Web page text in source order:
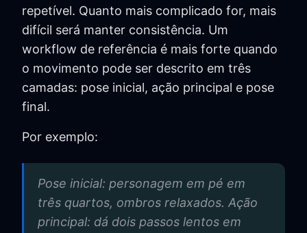
repetível. Quanto mais complicado for, mais
difícil será manter consistência. Um
workflow de referência é mais forte quando
o movimento pode ser descrito em três
camadas: pose inicial, ação principal e pose
final.
Por exemplo:
Pose inicial: personagem em pé em
três quartos, ombros relaxados. Ação
principal: dá dois passos lentos em